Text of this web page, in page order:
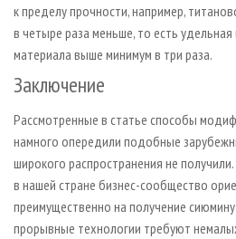
к пределу прочности, например,
в четыре раза меньше, то есть
материала выше минимум в три раза.
Заключение
Рассмотренные в статье способы
намного опередили подобные
широкого распространения не
в нашей стране бизнес-сообщество
преимущественно на получение
прорывные технологии требуют